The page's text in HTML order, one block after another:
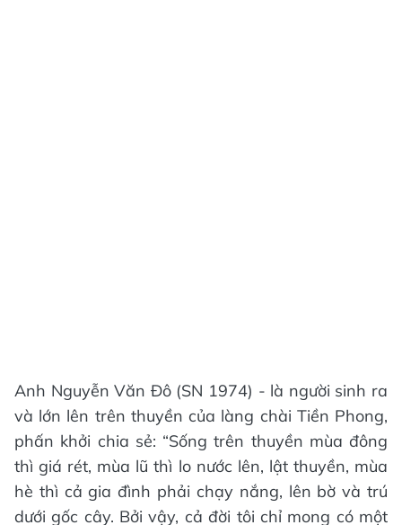
Anh Nguyễn Văn Đô (SN 1974) - là người sinh ra
và lớn lên trên thuyền của làng chài Tiền Phong,
phấn khởi chia sẻ: “Sống trên thuyền mùa đông
thì giá rét, mùa lũ thì lo nước lên, lật thuyền, mùa
hè thì cả gia đình phải chạy nắng, lên bờ và trú
dưới gốc cây. Bởi vậy, cả đời tôi chỉ mong có một